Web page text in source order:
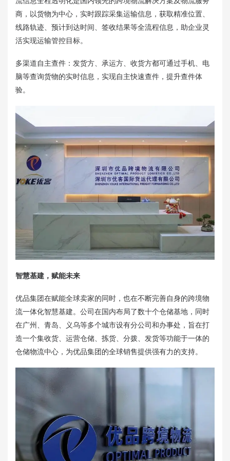
商，以货物为中心，实时跟踪采集运输信息，获取精准位置、
线路轨迹、预计到达时间、签收结果等全流程信息，助企业灵
活实现运输管控目标。
多渠道自主查件：发货方、承运方、收货方都可通过手机、电
脑等查询货物的实时信息，实现自主快速查件，提升查件体
验。
智慧基建，赋能未来
优品集团在赋能全球卖家的同时，也在不断完善自身的跨境物
流一体化智慧基建。公司在国内布局了数十个仓储基地，同时
在广州、青岛、义乌等多个城市设有分公司和办事处，旨在打
造一个集收货、运营仓储、拣货、分拨、发货等功能于一体的
仓储物流中心，为优品集团的全球销售提供强有力的支持。